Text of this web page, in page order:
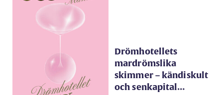
Drömhotellets
mardrömslika
skimmer – kändiskult
och senkapital…